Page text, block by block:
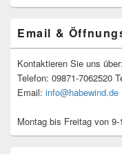
Email &
Kontaktieren Sie uns über:
Telefon: 09871-7062520
Email: info@habewind.de
Montag bis Freitag von